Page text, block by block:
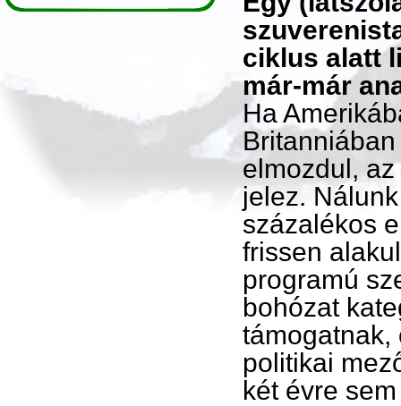
ciklus alatt
már-már
Ha
elmozdul,
jelez.
százalékos
frissen
programú
bohózat
támogatnak,
politikai
két évre